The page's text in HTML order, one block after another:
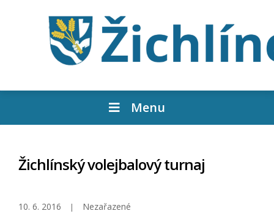
Menu
Žichlínský volejbalový turnaj
10. 6. 2016 Nezařazené